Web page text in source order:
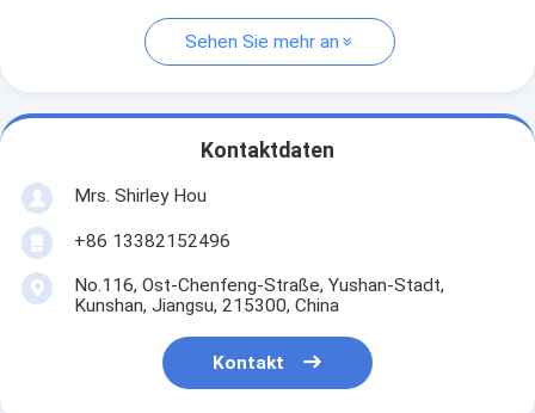
Sehen Sie mehr an
Kontaktdaten
Mrs. Shirley Hou
+86 13382152496
No.116, Ost-Chenfeng-Straße, Yushan-Stadt,
Kunshan, Jiangsu, 215300, China
Kontakt